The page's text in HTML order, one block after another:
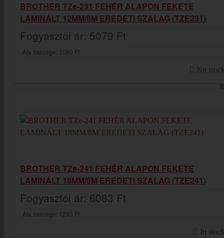
BROTHER TZe-231 FEHÉR ALAPON FEKETE
LAMINÁLT 12MM/8M EREDETI SZALAG (TZE231)
Fogyasztói ár: 5079 Ft
Áfa összege: 1080 Ft
No
BROTHER TZe-241 FEHÉR ALAPON FEKETE
LAMINÁLT 18MM/8M EREDETI SZALAG (TZE241)
Fogyasztói ár: 6083 Ft
Áfa összege: 1293 Ft
In